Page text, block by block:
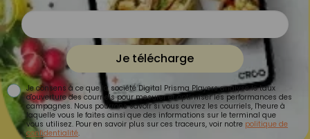
Je télécharge
Je consens à ce que la société Digital Prisma Players analyse le taux
d'ouverture des courriels pour mesurer et optimiser les performances des
campagnes. Nous pourrons savoir si vous ouvrez les courriels, l'heure à
laquelle vous le faites ainsi que des informations sur le terminal que
vous utilisez. Pour en savoir plus sur ces traceurs, voir notre politique de
confidentialité.